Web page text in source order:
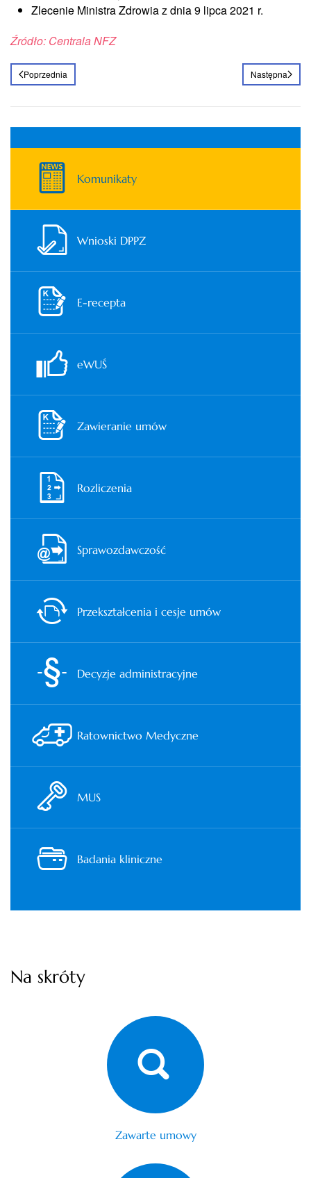
Zlecenie Ministra Zdrowia z dnia 9 lipca 2021 r.
Źródło: Centrala NFZ
Poprzednia Następna
Komunikaty
Wnioski DPPZ
E-recepta
eWUŚ
Zawieranie umów
Rozliczenia
Sprawozdawczość
Przekształcenia i cesje umów
Decyzje administracyjne
Ratownictwo Medyczne
MUS
Badania kliniczne
Na skróty
Zawarte umowy